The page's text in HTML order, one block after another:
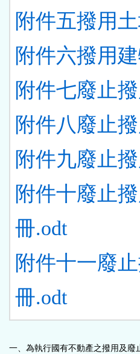
附件五撥用
附件六撥用
附件七廢止
附件八廢止
附件九廢止
附件十廢止
冊.odt
附件十一廢
冊.odt
一、為執行國有不動產之撥用及廢